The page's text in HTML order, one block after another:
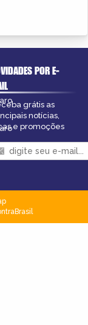
POR E-
grátis as
notícias,
e promoções